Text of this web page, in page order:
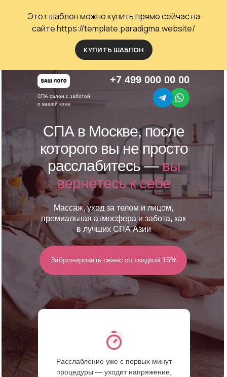
Этот шаблон можно купить прямо сейчас на
сайтеhttps://template.paradigma.website/
КУПИТЬ ШАБЛОН
Забронировать сеанс со скидкой 15%
Массаж, уход за телом и лицом,
премиальная атмосфера и забота, как
в лучших СПА Азии
СПА в Москве, после
которого вы не просто
расслабитесь —вы
вернётесь к себе
+7 499 000 00 00
Расслабление уже с первых минут
процедуры — уходит напряжение,
СПА салон с заботой
о вашей коже